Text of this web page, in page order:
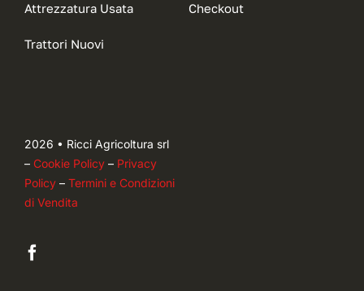
Attrezzatura Usata
Trattori Nuovi
Checkout
2026 • Ricci Agricoltura srl
– Cookie Policy– Privacy
Policy– Termini e Condizioni
di Vendita